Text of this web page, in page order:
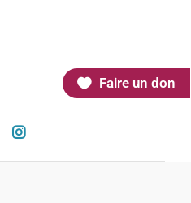
Faire un don
